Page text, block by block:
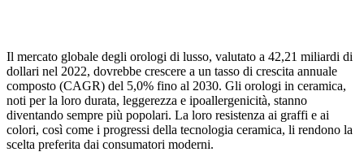
Il mercato globale degli orologi di lusso, valutato a 42,21 miliardi di
dollari nel 2022, dovrebbe crescere a un tasso di crescita annuale
composto (CAGR) del 5,0% fino al 2030. Gli orologi in ceramica,
noti per la loro durata, leggerezza e ipoallergenicità, stanno
diventando sempre più popolari. La loro resistenza ai graffi e ai
colori, così come i progressi della tecnologia ceramica, li rendono la
scelta preferita dai consumatori moderni.